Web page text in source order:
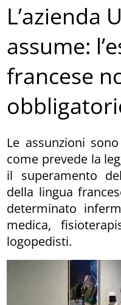
L’azienda
assume:
francese
Le assunzioni
come prevede la
il superamento
della lingua
determinato
medica,
logopedisti.